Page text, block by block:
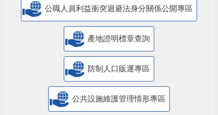
公職人員利益衝突迴避法身分關係公開專區
產地證明標章查詢
防制人口販運專區
​公共設施維護管理情形專區